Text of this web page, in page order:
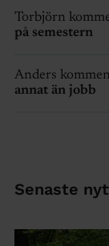
Torbjörn
på semestern
Anders
annat än jobb
Senaste